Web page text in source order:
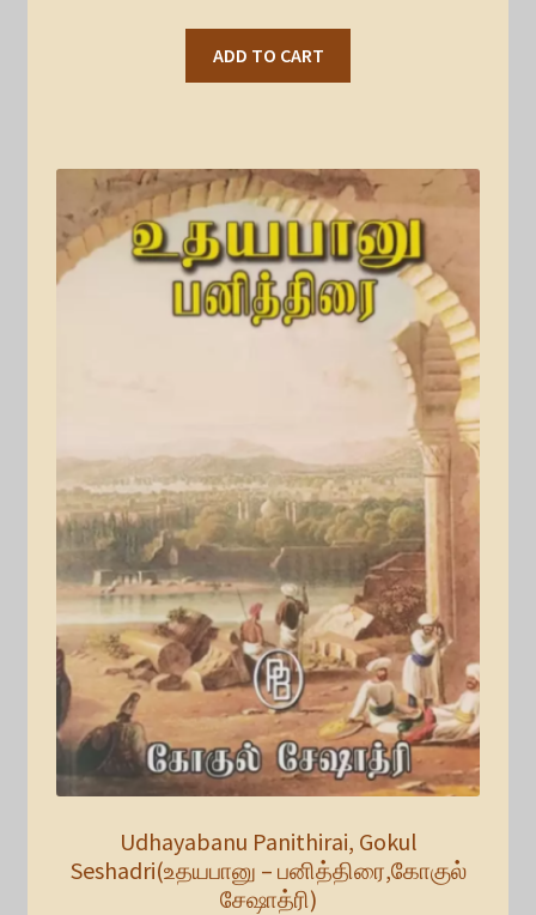
ADD TO CART
Udhayabanu Panithirai, Gokul
Seshadri(உதயபானு – பனித்திரை,கோகுல்
சேஷாத்ரி)